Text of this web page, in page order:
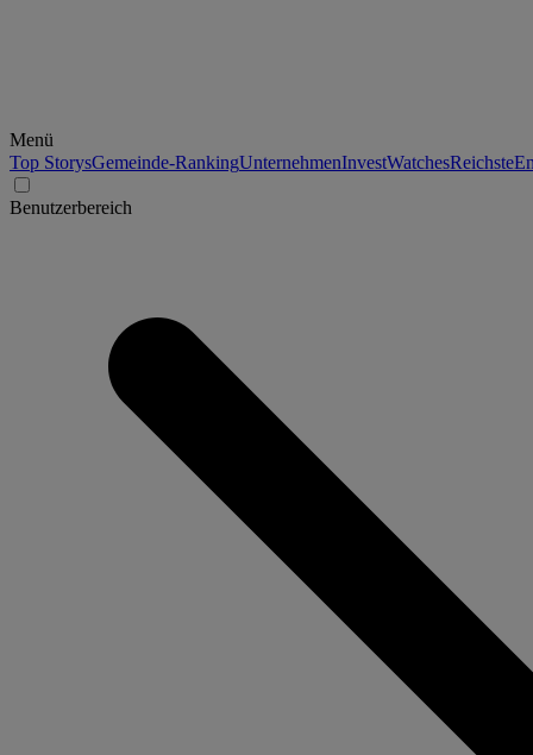
Menü
Top StorysGemeinde-RankingUnternehmenInvestWatchesReichste
Benutzerbereich